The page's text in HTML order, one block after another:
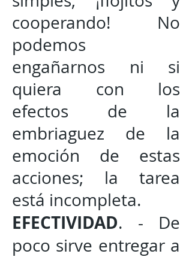
cooperando! No
podemos
engañarnos ni si
quiera con los
efectos de la
embriaguez de la
emoción de estas
acciones; la tarea
está incompleta.
EFECTIVIDAD. - De
poco sirve entregar a